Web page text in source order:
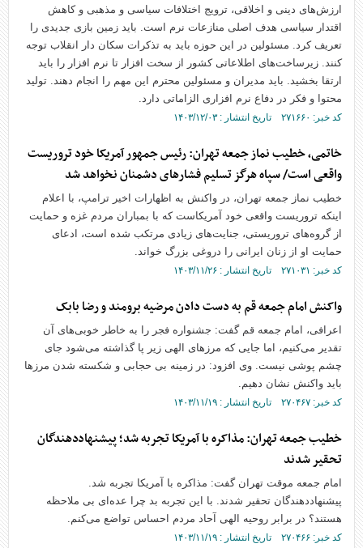
ارزش‌های دینی و اخلاقی، ترویج اختلافات سیاسی و مذهبی و کاهش
اقتدار سیاسی هدف اصلی منازعات نرم است. باید زمین بازی جدیدی را
تعریف کرد. مسئولین در این حوزه باید به تذکرات سکان دار انقلاب توجه
کنند. زیرساخت‌های اطلاعاتی کشور از سخت افزار تا نرم افزار را باید
ارتقا بخشید. باید مدیران و مسئولین محترم این مهم را انجام دهند. تولید
محتوا و فکر در دفاع نرم افزاری الزاماتی دارد.
کد خبر: ۲۷۱۶۶۰ تاریخ انتشار : ۱۴۰۳/۱۲/۰۳
خاتمی، خطیب نماز جمعه تهران: رئیس جمهور آمریکا خود تروریست
واقعی است/ سپاه هرگز تسلیم فشار‌های دشمنان نخواهد شد
خطیب نماز جمعه تهران، در واکنش به اظهارات اخیر ترامپ، با اعلام
اینکه تروریست واقعی خود آمریکاست که با بمباران مردم غزه و حمایت
از گروه‌های تروریستی، جنایت‌های زیادی مرتکب شده است، ادعای
حمایت او از زنان ایرانی را دروغی بزرگ خواند.
کد خبر: ۲۷۱۰۳۱ تاریخ انتشار : ۱۴۰۳/۱۱/۲۶
واکنش امام جمعه قم به دست دادن مرضیه برومند و رضا بابک
اعرافی، امام جمعه قم گفت: جشنواره فجر را به خاطر خوبی‌های آن
تقدیر می‌کنیم، اما جایی که مرز‌های الهی زیر پا گذاشته می‌شود جای
چشم پوشی نیست. وی افزود: در زمینه بی حجابی و شکسته شدن مرز‌ها
باید واکنش نشان دهیم.
کد خبر: ۲۷۰۴۶۷ تاریخ انتشار : ۱۴۰۳/۱۱/۱۹
خطیب جمعه تهران: مذاکره با آمریکا تجربه شد؛ پیشنهاددهندگان
تحقیر شدند
امام جمعه موقت تهران گفت: مذاکره با آمریکا تجربه شد.
پیشنهاددهندگان تحقیر شدند. با این تجربه بد چرا عده‌ای بی ملاحظه
هستند؟ در برابر روحیه الهی آحاد مردم احساس تواضع می‌کنم.
کد خبر: ۲۷۰۴۶۶ تاریخ انتشار : ۱۴۰۳/۱۱/۱۹